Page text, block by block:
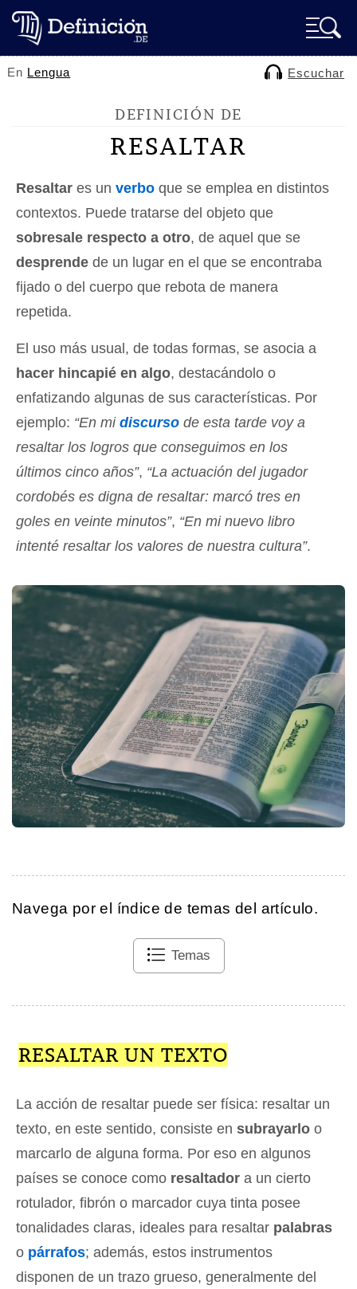
En Lengua Escuchar
DEFINICIÓN DE
RESALTAR
Resaltar es un verbo que se emplea en distintos
contextos. Puede tratarse del objeto que
sobresale respecto a otro, de aquel que se
desprende de un lugar en el que se encontraba
fijado o del cuerpo que rebota de manera
repetida.
El uso más usual, de todas formas, se asocia a
hacer hincapié en algo, destacándolo o
enfatizando algunas de sus características. Por
ejemplo: “En mi discurso de esta tarde voy a
resaltar los logros que conseguimos en los
últimos cinco años”, “La actuación del jugador
cordobés es digna de resaltar: marcó tres en
goles en veinte minutos”, “En mi nuevo libro
intenté resaltar los valores de nuestra cultura”.
Navega por el índice de temas del artículo.
Temas
RESALTAR UN TEXTO
La acción de resaltar puede ser física: resaltar un
texto, en este sentido, consiste en subrayarlo o
marcarlo de alguna forma. Por eso en algunos
países se conoce como resaltador a un cierto
rotulador, fibrón o marcador cuya tinta posee
tonalidades claras, ideales para resaltar palabras
o párrafos; además, estos instrumentos
disponen de un trazo grueso, generalmente del